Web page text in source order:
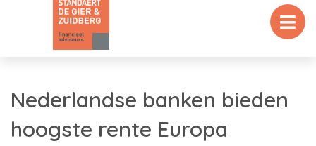
Nederlandse banken bieden
hoogste rente Europa